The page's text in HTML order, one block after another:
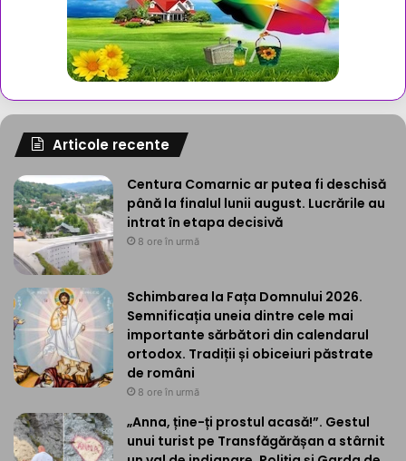
Articole recente
Centura Comarnic ar putea fi deschisă
până la finalul lunii august. Lucrările au
intrat în etapa decisivă
8 ore în urmă
Schimbarea la Fața Domnului 2026.
Semnificația uneia dintre cele mai
importante sărbători din calendarul
ortodox. Tradiții și obiceiuri păstrate
de români
8 ore în urmă
„Anna, ține-ți prostul acasă!”. Gestul
unui turist pe Transfăgărășan a stârnit